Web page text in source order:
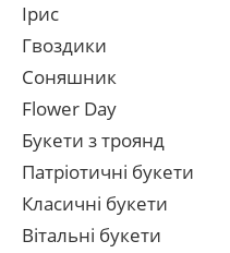
Ірис
Гвоздики
Соняшник
Flower Day
Букети з троянд
Патріотичні букети
Класичні букети
Вітальні букети